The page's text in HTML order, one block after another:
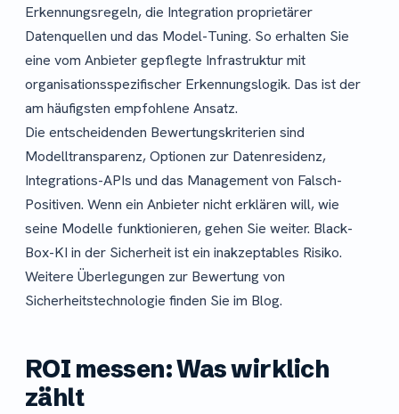
Erkennungsregeln, die Integration proprietärer
Datenquellen und das Model-Tuning. So erhalten Sie
eine vom Anbieter gepflegte Infrastruktur mit
organisationsspezifischer Erkennungslogik. Das ist der
am häufigsten empfohlene Ansatz.
Die entscheidenden Bewertungskriterien sind
Modelltransparenz, Optionen zur Datenresidenz,
Integrations-APIs und das Management von Falsch-
Positiven. Wenn ein Anbieter nicht erklären will, wie
seine Modelle funktionieren, gehen Sie weiter. Black-
Box-KI in der Sicherheit ist ein inakzeptables Risiko.
Weitere Überlegungen zur Bewertung von
Sicherheitstechnologie finden Sie im Blog.
ROI messen: Was wirklich
zählt